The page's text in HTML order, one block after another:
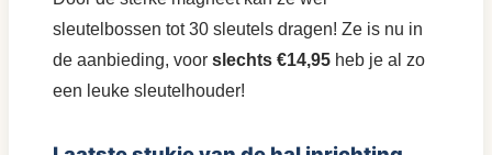
sleutelbossen tot 30 sleutels dragen! Ze is nu in
de aanbieding, voor slechts €14,95 heb je al zo
een leuke sleutelhouder!